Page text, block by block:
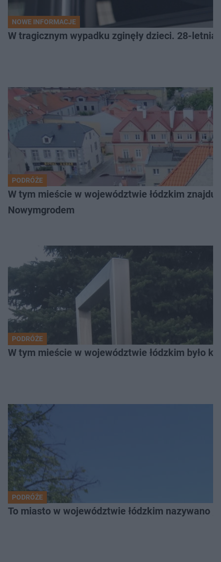
NOWE INFORMACJE
W tragicznym wypadku zginęły dzieci. 28-
PODRÓŻE
W tym mieście w województwie łódzkim
Nowymgrodem
PODRÓŻE
W tym mieście w województwie łódzkim było
PODRÓŻE
To miasto w województwie łódzkim nazywano